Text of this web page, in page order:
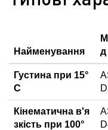
Найменування
д
Густина при 15°
С
Кінематична в'я
зкість при 100°